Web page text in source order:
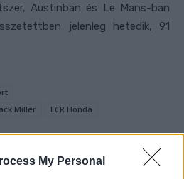
My Personal
Austinban és Le Mans-ban
jelenleg hetedik, 91
Miller LCR Honda